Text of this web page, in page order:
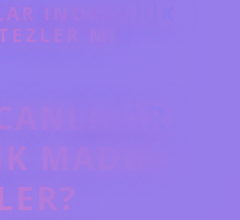
INORGANIK
MI
MADDE